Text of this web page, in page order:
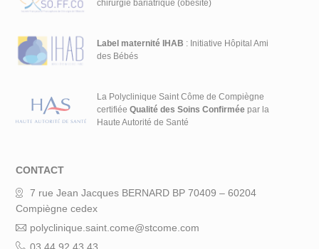
chirurgie bariatrique (obésité)
Label maternité IHAB : Initiative Hôpital Ami
des Bébés
La Polyclinique Saint Côme de Compiègne
certifiéeQualité des Soins Confirmée par la
Haute Autorité de Santé
CONTACT
7 rue Jean Jacques BERNARD BP 70409 – 60204
Compiègne cedex
polyclinique.saint.come@stcome.com